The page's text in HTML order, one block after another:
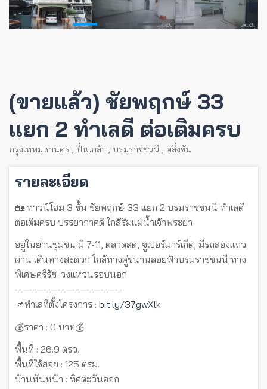
(ขายแล้ว) ชัยพฤกษ์ 33
แยก 2 ทำเลดี ต่อเติมครบ
กรุงเทพมหานคร , ปิ่นเกล้า , บรมราชชนนี , ตลิ่งชัน
รายละเอียด
🏡 ทาวน์โฮม 3 ชั้น ชัยพฤกษ์ 33 แยก 2 บรมราชชนนี ทำเลดี
ต่อเติมครบ บรรยากาศดี ใกล้ริมแม่น้ำเจ้าพระยา
อยู่ในย่านชุมชน มี 7-11, ตลาดสด, ซูเปอร์มาร์เก็ต, มีรถสองแถว
ผ่าน เดินทางสะดวก ใกล้ทางคู่ขนานลอยฟ้าบรมราชชนนี ทาง
พิเศษศรีรัช-วงแหวนรอบนอก
———————————————
📌ทำเลที่ตั้งโครงการ : bit.ly/37gwXlk
💰ราคา : 0 บาท💰
พื้นที่ : 26.9 ตรว.
พื้นที่ใช้สอย : 125 ตรม.
บ้านหันหน้า : ทิศตะวันออก